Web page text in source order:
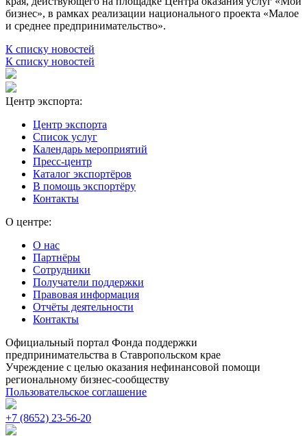
бизнес», в рамках реализации национального проекта «Малое
и среднее предпринимательство».
К списку новостей
К списку новостей
Центр экспорта:
Центр экспорта
Список услуг
Календарь мероприятий
Пресс-центр
Каталог экспортёров
В помощь экспортёру
Контакты
О центре:
О нас
Партнёры
Сотрудники
Получатели поддержки
Правовая информация
Отчёты деятельности
Контакты
Официальный портал Фонда поддержки
предпринимательства в Ставропольском крае
Учреждение с целью оказания нефинансовой помощи
региональному бизнес-сообществу
Пользовательское соглашение
+7 (8652) 23-56-20